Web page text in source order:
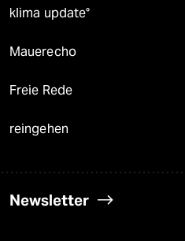
klima update°
Mauerecho
Freie Rede
reingehen
Newsletter